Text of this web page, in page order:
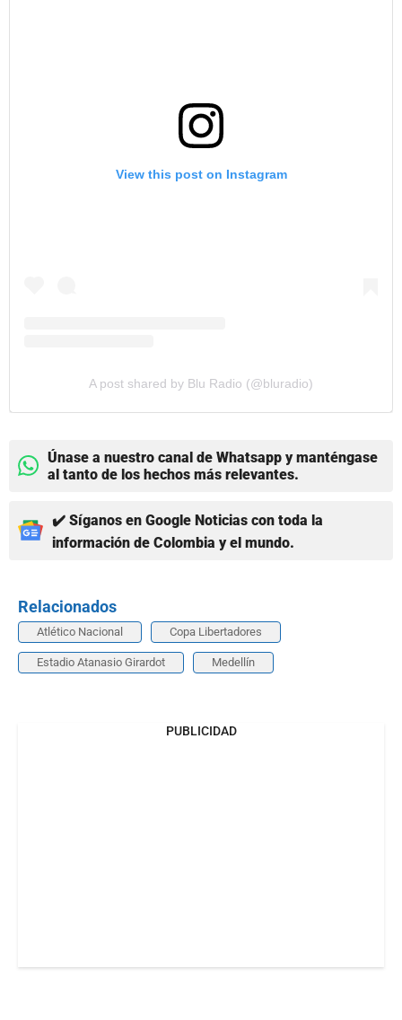
View this post on Instagram
A post shared by Blu Radio (@bluradio)
Únase a nuestro canal de Whatsapp y manténgase
al tanto de los hechos más relevantes.
✔️ Síganos en Google Noticias con toda la
información de Colombia y el mundo.
Relacionados
Atlético Nacional Copa Libertadores
Estadio Atanasio Girardot Medellín
PUBLICIDAD